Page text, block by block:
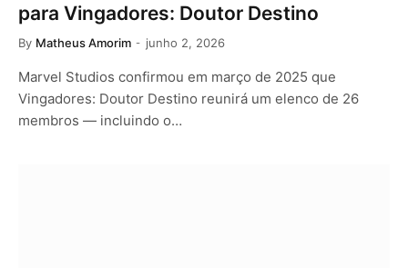
para Vingadores: Doutor Destino
By Matheus Amorim junho 2, 2026
Marvel Studios confirmou em março de 2025 que
Vingadores: Doutor Destino reunirá um elenco de 26
membros — incluindo o…